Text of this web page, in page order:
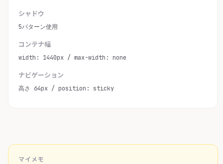
シャドウ
5パターン使用
コンテナ幅
width: 1440px / max-width: none
ナビゲーション
高さ 64px / position: sticky
マイメモ